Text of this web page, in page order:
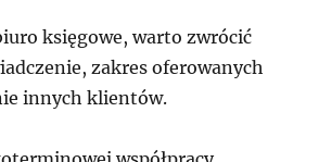
księgowe, warto zwrócić
zakres oferowanych
innych klientów.